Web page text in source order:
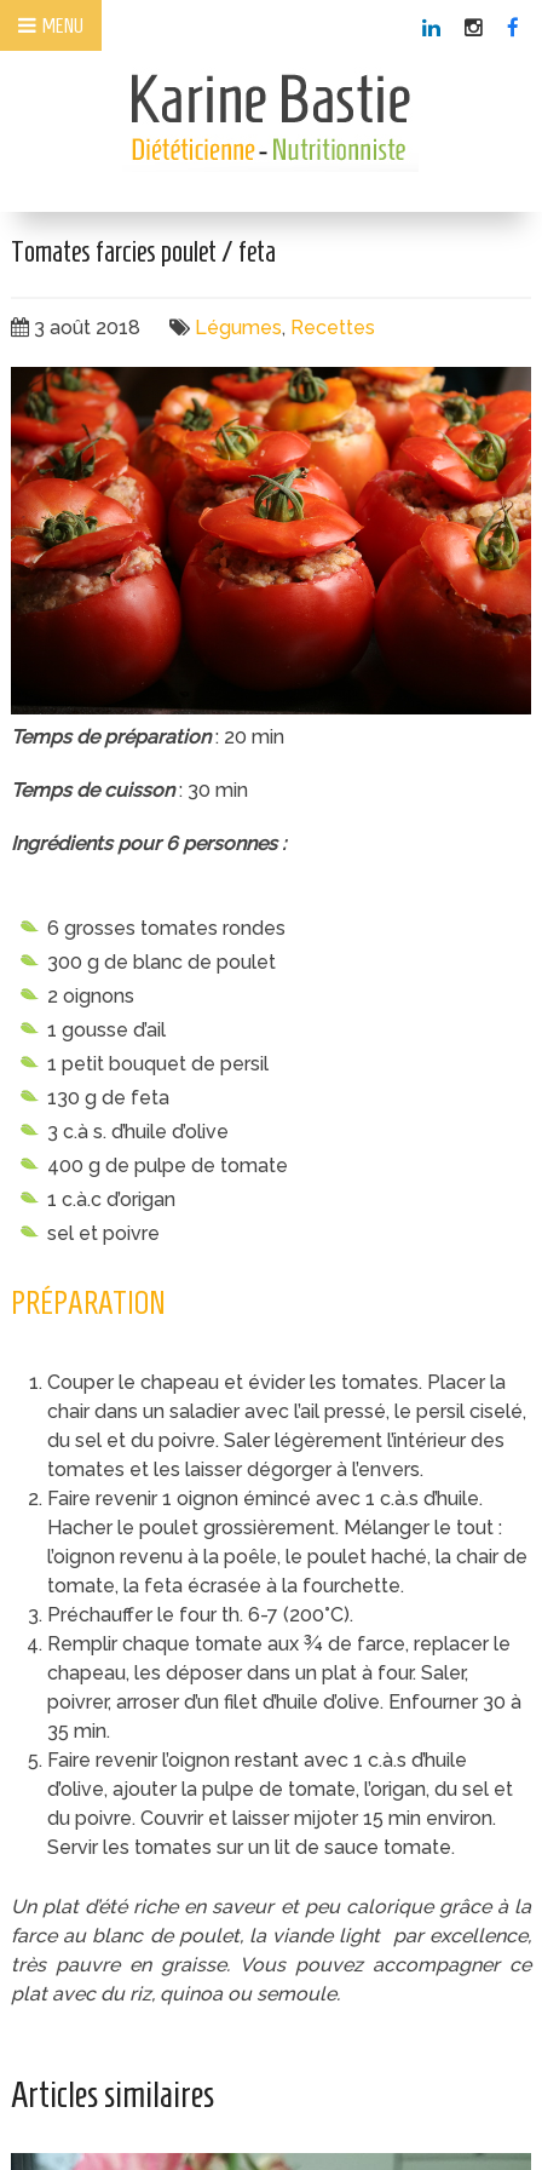
MENU
Tomates farcies poulet / feta
3 août 2018 Légumes, Recettes
Temps de préparation: 20 min
Temps de cuisson: 30 min
Ingrédients pour 6 personnes :
6 grosses tomates rondes
300 g de blanc de poulet
2 oignons
1 gousse d’ail
1 petit bouquet de persil
130 g de feta
3 c.à s. d’huile d’olive
400 g de pulpe de tomate
1 c.à.c d’origan
sel et poivre
PRÉPARATION
Couper le chapeau et évider les tomates. Placer la
chair dans un saladier avec l’ail pressé, le persil ciselé,
du sel et du poivre. Saler légèrement l’intérieur des
tomates et les laisser dégorger à l’envers.
Faire revenir 1 oignon émincé avec 1 c.à.s d’huile.
Hacher le poulet grossièrement. Mélanger le tout :
l’oignon revenu à la poêle, le poulet haché, la chair de
tomate, la feta écrasée à la fourchette.
Préchauffer le four th. 6-7 (200°C).
Remplir chaque tomate aux ¾ de farce, replacer le
chapeau, les déposer dans un plat à four. Saler,
poivrer, arroser d’un filet d’huile d’olive. Enfourner 30 à
35 min.
Faire revenir l’oignon restant avec 1 c.à.s d’huile
d’olive, ajouter la pulpe de tomate, l’origan, du sel et
du poivre. Couvrir et laisser mijoter 15 min environ.
Servir les tomates sur un lit de sauce tomate.
Un plat d’été riche en saveur et peu calorique grâce à la
farce au blanc de poulet, la viande light par excellence,
très pauvre en graisse. Vous pouvez accompagner ce
plat avec du riz, quinoa ou semoule.
Articles similaires
Panneau de gestion des cookies